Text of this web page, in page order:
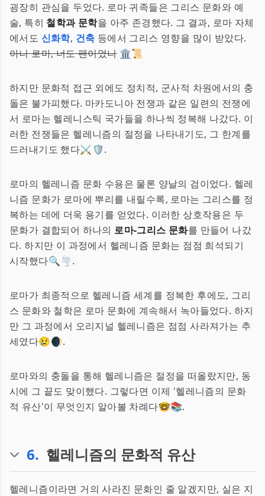
굉장히 관심을 두었다. 로마 귀족들은 그리스 문화와 예
술, 특히 철학과 문학을 아주 존경했다. 그 결과, 로마 자체
에서도 신화학, 건축 등에서 그리스 영향을 많이 받았다.
아니 로마, 너도 팬이었니🏛️📜
하지만 문화적 접근 외에도 정치적, 군사적 차원에서의 충
돌은 불가피했다. 마카도니아 전쟁과 같은 일련의 전쟁에
서 로마는 헬레니스틱 국가들을 하나씩 정복해 나갔다. 이
러한 전쟁들은 헬레니즘의 절정을 나타내기도, 그 한계를
드러내기도 했다⚔️🛡️.
로마의 헬레니즘 문화 수용은 물론 양날의 검이었다. 헬레
니즘 문화가 로마에 뿌리를 내릴수록, 로마는 그리스를 정
복하는 데에 더욱 용기를 얻었다. 이러한 상호작용은 두
문화가 결합되어 하나의 로마-그리스 문화를 만들어 나갔
다. 하지만 이 과정에서 헬레니즘 문화는 점점 희석되기
시작했다🔍🌪️.
로마가 최종적으로 헬레니즘 세계를 정복한 후에도, 그리
스 문화와 철학은 로마 문화에 계속해서 녹아들었다. 하지
만 그 과정에서 오리지널 헬레니즘은 점점 사라져가는 추
세였다😢🌒.
로마와의 충돌을 통해 헬레니즘은 절정을 떠올랐지만, 동
시에 그 끝도 맞이했다. 그렇다면 이제 '헬레니즘의 문화
적 유산'이 무엇인지 알아볼 차례다🤓📚.
6. 헬레니즘의 문화적 유산
헬레니즘이라면 거의 사라진 문화인 줄 알겠지만, 실은 지